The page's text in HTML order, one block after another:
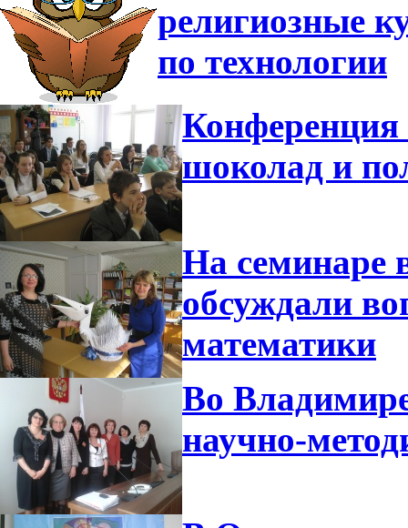
религиозные
по технологии
шоколад и
На семинаре
обсуждали
математики
Во
научно-